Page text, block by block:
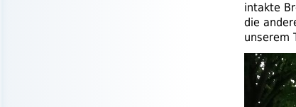
intakte
die
unserem